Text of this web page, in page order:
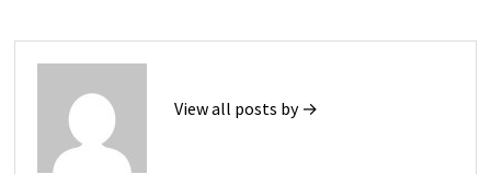
View all posts by →